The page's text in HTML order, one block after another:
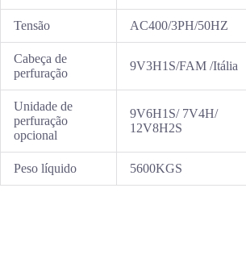
Tensão AC400/3PH/50HZ
Cabeça de
perfuração
9V3H1S/FAM /Itália
Unidade de
perfuração
opcional
9V6H1S/ 7V4H/
12V8H2S
Peso líquido 5600KGS